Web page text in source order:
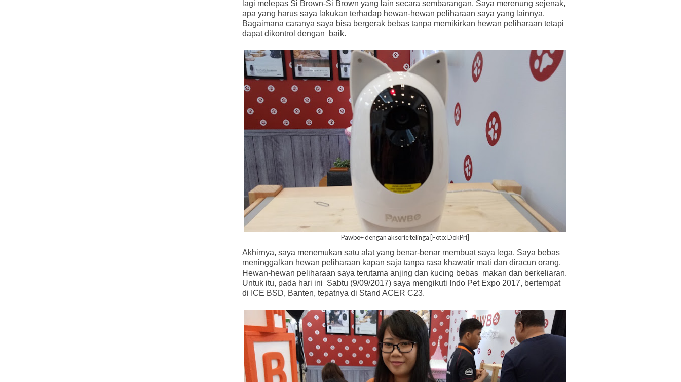
lagi melepas Si Brown-Si Brown yang lain secara sembarangan. Saya merenung sejenak,
apa yang harus saya lakukan terhadap hewan-hewan peliharaan saya yang lainnya.
Bagaimana caranya saya bisa bergerak bebas tanpa memikirkan hewan peliharaan tetapi
dapat dikontrol dengan
baik.
Pawbo+ dengan aksorie telinga [Foto: DokPri]
Akhirnya, saya menemukan satu alat yang benar-benar membuat saya lega. Saya bebas
meninggalkan hewan peliharaan kapan saja tanpa rasa khawatir mati dan diracun orang.
Hewan-hewan peliharaan saya terutama anjing dan kucing bebas makan dan berkeliaran.
Untuk itu, pada hari ini Sabtu (9/09/2017) saya mengikuti Indo Pet Expo 2017, bertempat
di ICE BSD, Banten, tepatnya di Stand ACER C23.